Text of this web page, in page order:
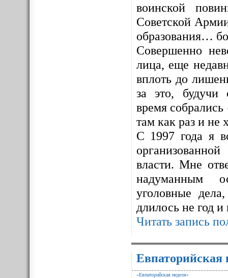
воинской
Советской
образования…
Совершенно
лица, еще
вплоть до
за это, будучи
время
там как раз и не
С 1997 года я
власти. Мне
надуманным
уголовные
длилось не год
Читать запись
Евпаторийская
«Евпаторийская неделя»